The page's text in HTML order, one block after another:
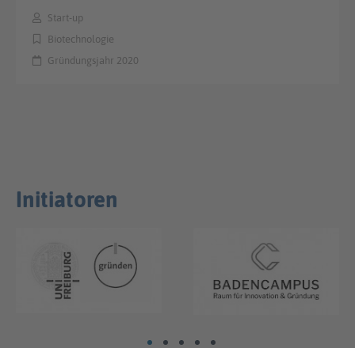
Start-up
Biotechnologie
Gründungsjahr 2020
Initiatoren